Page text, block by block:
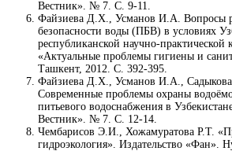
Вестник». № 7. С. 9-11.
Файзиева Д.Х., Усманов И.А. Вопросы
безопасности воды (ПБВ) в условиях
республиканской научно-практической
«Актуальные проблемы гигиены и
Ташкент, 2012. С. 392-395.
Файзиева Д.Х., Усманов И.А.,
Современные проблемы охраны
питьевого водоснабжения в
Вестник». № 7. С. 12-14.
Чембарисов Э.И., Хожамуратова Р.Т.
гидроэкология». Издательство «Фан».